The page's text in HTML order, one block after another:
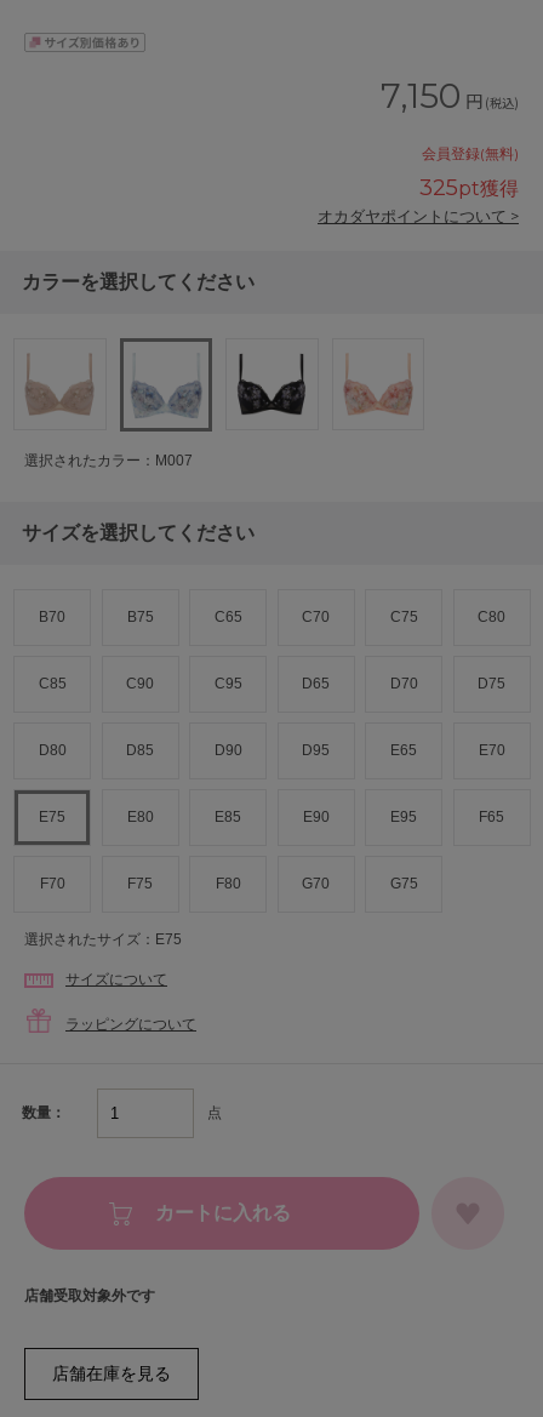
7,150 円 (税込)
会員登録(無料)
325pt獲得
オカダヤポイントについて >
カラーを選択してください
選択されたカラー：M007
サイズを選択してください
B70 B75 C65 C70 C75 C80
C85 C90 C95 D65 D70 D75
D80 D85 D90 D95 E65 E70
E75 E80 E85 E90 E95 F65
F70 F75 F80 G70 G75
選択されたサイズ：E75
サイズについて
ラッピングについて
数量： 点
カートに入れる
店舗受取対象外です